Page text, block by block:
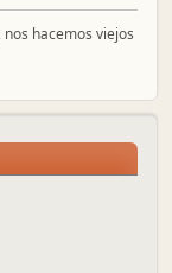
hacemos viejos